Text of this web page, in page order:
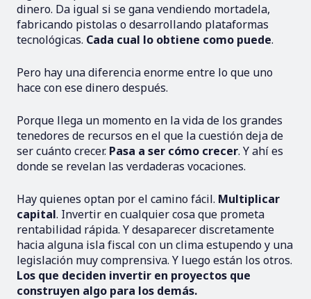
dinero. Da igual si se gana vendiendo mortadela,
fabricando pistolas o desarrollando plataformas
tecnológicas. Cada cual lo obtiene como puede.
Pero hay una diferencia enorme entre lo que uno
hace con ese dinero después.
Porque llega un momento en la vida de los grandes
tenedores de recursos en el que la cuestión deja de
ser cuánto crecer. Pasa a ser cómo crecer. Y ahí es
donde se revelan las verdaderas vocaciones.
Hay quienes optan por el camino fácil. Multiplicar
capital. Invertir en cualquier cosa que prometa
rentabilidad rápida. Y desaparecer discretamente
hacia alguna isla fiscal con un clima estupendo y una
legislación muy comprensiva. Y luego están los otros.
Los que deciden invertir en proyectos que
construyen algo para los demás.